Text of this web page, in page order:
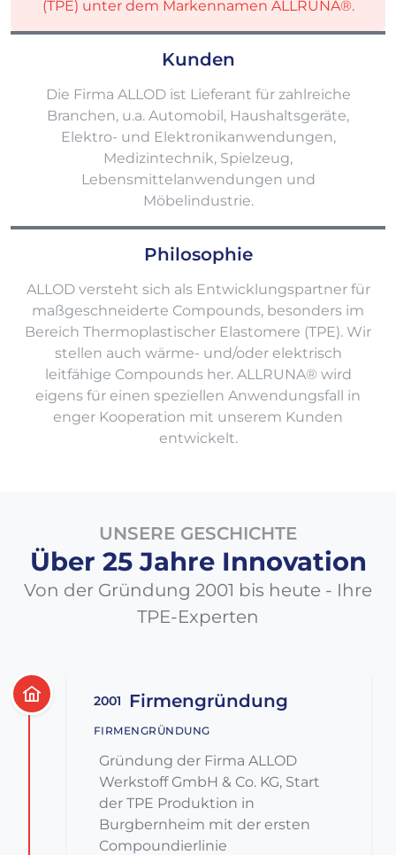
(TPE) unter dem Markennamen ALLRUNA®.
Kunden
Die Firma ALLOD ist Lieferant für zahlreiche
Branchen, u.a. Automobil, Haushaltsgeräte,
Elektro- und Elektronikanwendungen,
Medizintechnik, Spielzeug,
Lebensmittelanwendungen und
Möbelindustrie.
Philosophie
ALLOD versteht sich als Entwicklungspartner für
maßgeschneiderte Compounds, besonders im
Bereich Thermoplastischer Elastomere (TPE). Wir
stellen auch wärme- und/oder elektrisch
leitfähige Compounds her. ALLRUNA® wird
eigens für einen speziellen Anwendungsfall in
enger Kooperation mit unserem Kunden
entwickelt.
UNSERE GESCHICHTE
Über 25 Jahre Innovation
Von der Gründung 2001 bis heute - Ihre
TPE-Experten
2001 Firmengründung
FIRMENGRÜNDUNG
Gründung der Firma ALLOD
Werkstoff GmbH & Co. KG, Start
der TPE Produktion in
Burgbernheim mit der ersten
Compoundierlinie